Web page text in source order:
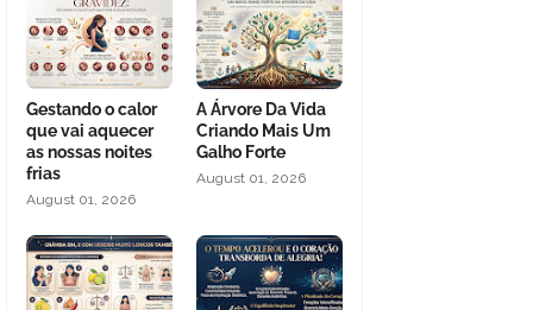
Gestando o calor
que vai aquecer
as nossas noites
frias
August 01, 2026
A Árvore Da Vida
Criando Mais Um
Galho Forte
August 01, 2026